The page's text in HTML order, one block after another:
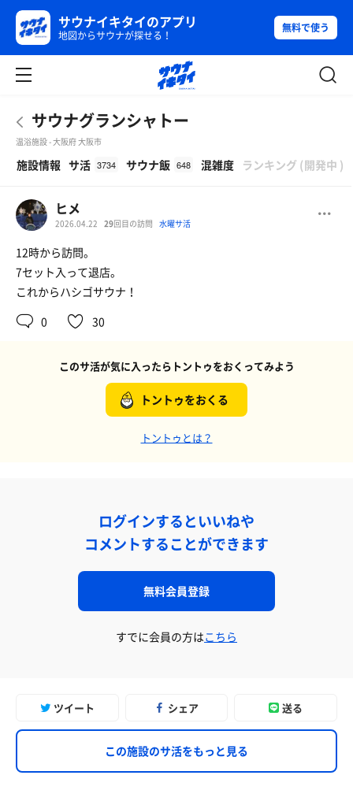
サウナイキタイのアプリ
地図からサウナが探せる！
無料で使う
サウナグランシャトー
温浴施設 - 大阪府 大阪市
施設情報 サ活 3734 サウナ飯 648 混雑度 ランキング (開発中 )
ヒメ
2026.04.22 29回目の訪問 水曜サ活
12時から訪問。
7セット入って退店。
これからハシゴサウナ！
0
30
このサ活が気に入ったらトントゥをおくってみよう
トントゥをおくる
トントゥとは？
ログインするといいねや
コメントすることができます
無料会員登録
すでに会員の方はこちら
ツイート シェア 送る
この施設のサ活をもっと見る